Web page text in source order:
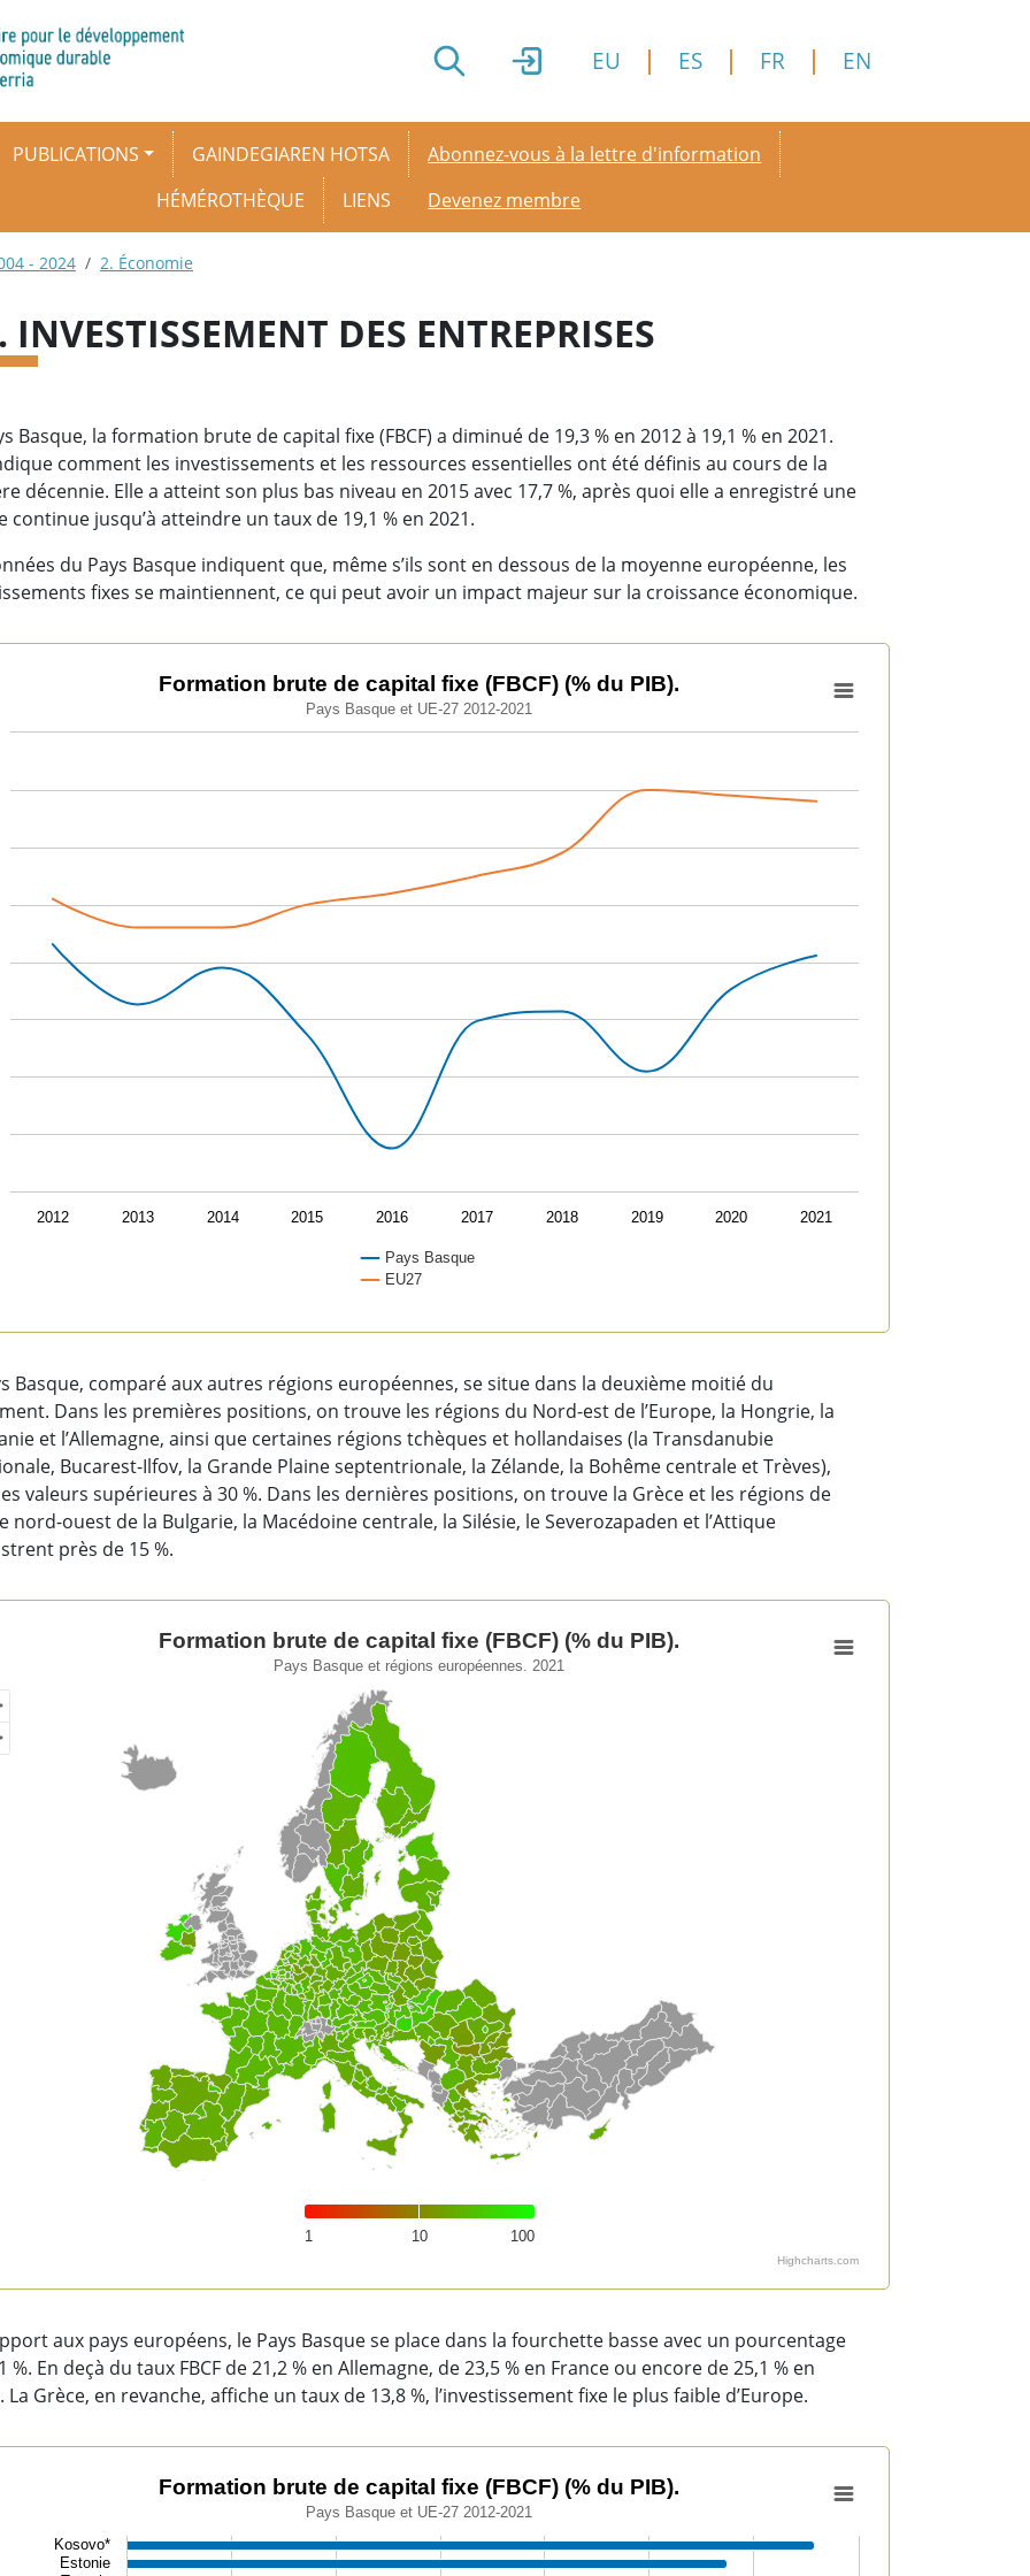
EU ES FR EN
PUBLICATIONS
GAINDEGIAREN HOTSA
HÉMÉROTHÈQUE
LIENS
Secondary menu
Abonnez-vous à la lettre d'information
Devenez membre
- 2024 2. Économie
INVESTISSEMENT DES ENTREPRISES
Basque, la formation brute de capital fixe (FBCF) a diminué de 19,3 % en 2012 à 19,1 % en 2021.
comment les investissements et les ressources essentielles ont été définis au cours de la
décennie. Elle a atteint son plus bas niveau en 2015 avec 17,7 %, après quoi elle a enregistré une
continue jusqu’à atteindre un taux de 19,1 % en 2021.
du Pays Basque indiquent que, même s’ils sont en dessous de la moyenne européenne, les
fixes se maintiennent, ce qui peut avoir un impact majeur sur la croissance économique.
brute de capital fixe (FBCF) (% du PIB).
Basque et UE-27 2012-2021
as data table, Formation brute de capital fixe (FBCF) (% du PIB).
chart has 1 Y axis displaying values. Data ranges from 15.75 to 22.
Formation brute de capital fixe (FBCF) (% du PIB).
Pays Basque et UE-27 2012-2021
Pays Basque
EU27
2012 2013 2014 2015 2016 2017 2018 2019 2020 2021
Basque, comparé aux autres régions européennes, se situe dans la deuxième moitié du
Dans les premières positions, on trouve les régions du Nord-est de l’Europe, la Hongrie, la
et l’Allemagne, ainsi que certaines régions tchèques et hollandaises (la Transdanubie
Bucarest-Ilfov, la Grande Plaine septentrionale, la Zélande, la Bohême centrale et Trèves),
valeurs supérieures à 30 %. Dans les dernières positions, on trouve la Grèce et les régions de
nord-ouest de la Bulgarie, la Macédoine centrale, la Silésie, le Severozapaden et l’Attique
près de 15 %.
brute de capital fixe (FBCF) (% du PIB).
of unspecified region with 1 data series.
Basque et régions européennes. 2021
as data table, Formation brute de capital fixe (FBCF) (% du PIB).
Formation brute de capital fixe (FBCF) (% du PIB).
Pays Basque et régions européennes. 2021
1 10 100
Highcharts.com
aux pays européens, le Pays Basque se place dans la fourchette basse avec un pourcentage
%. En deçà du taux FBCF de 21,2 % en Allemagne, de 23,5 % en France ou encore de 25,1 % en
La Grèce, en revanche, affiche un taux de 13,8 %, l’investissement fixe le plus faible d’Europe.
brute de capital fixe (FBCF) (% du PIB).
Basque et UE-27 2012-2021
Formation brute de capital fixe (FBCF) (% du PIB).
Pays Basque et UE-27 2012-2021
Kosovo*
Estonie